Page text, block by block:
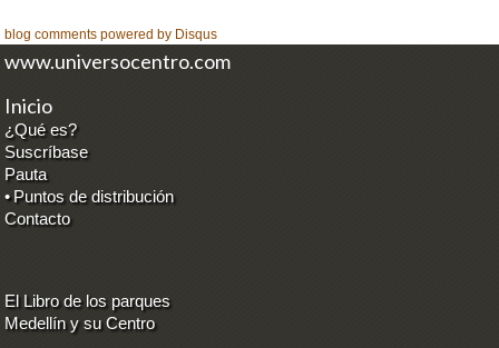
blog comments powered by Disqus
www.universocentro.com
Inicio
¿Qué es?
Suscríbase
Pauta
• Puntos de distribución
Contacto
El Libro de los parques
Medellín y su Centro